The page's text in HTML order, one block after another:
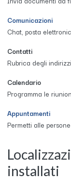
Comunicazioni
Chat, posta
Contatti
Rubrica degli
Calendario
Programma le
Appuntamenti
Permetti alle
installati